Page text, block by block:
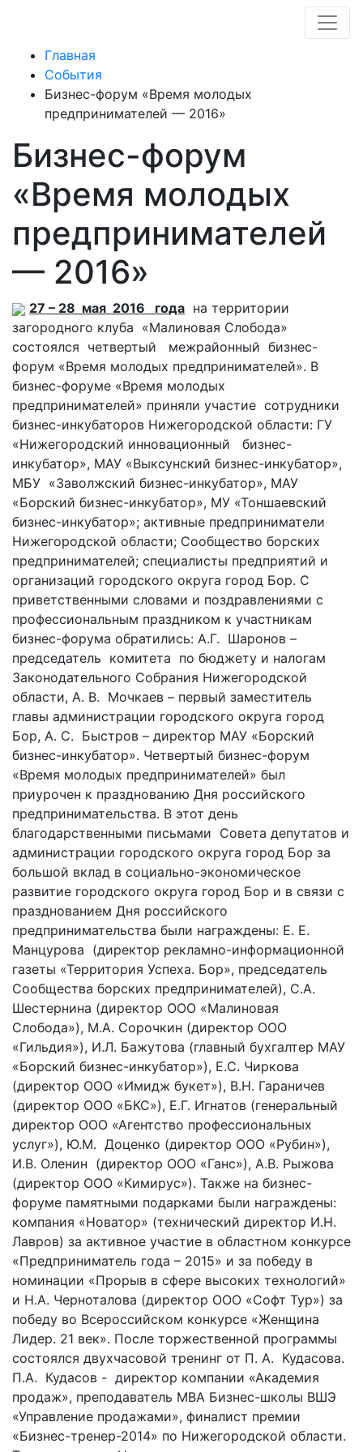
Главная
События
Бизнес-форум «Время молодых
предпринимателей — 2016»
Бизнес-форум
«Время молодых
предпринимателей
— 2016»
27 – 28 мая 2016 года на территории
загородного клуба «Малиновая Слобода»
состоялся четвертый межрайонный бизнес-
форум «Время молодых предпринимателей». В
бизнес-форуме «Время молодых
предпринимателей» приняли участие сотрудники
бизнес-инкубаторов Нижегородской области: ГУ
«Нижегородский инновационный бизнес-
инкубатор», МАУ «Выксунский бизнес-инкубатор»,
МБУ «Заволжский бизнес-инкубатор», МАУ
«Борский бизнес-инкубатор», МУ «Тоншаевский
бизнес-инкубатор»; активные предприниматели
Нижегородской области; Сообщество борских
предпринимателей; специалисты предприятий и
организаций городского округа город Бор. С
приветственными словами и поздравлениями с
профессиональным праздником к участникам
бизнес-форума обратились: А.Г. Шаронов –
председатель комитета по бюджету и налогам
Законодательного Собрания Нижегородской
области, А. В. Мочкаев – первый заместитель
главы администрации городского округа город
Бор, А. С. Быстров – директор МАУ «Борский
бизнес-инкубатор». Четвертый бизнес-форум
«Время молодых предпринимателей» был
приурочен к празднованию Дня российского
предпринимательства. В этот день
благодарственными письмами Совета депутатов и
администрации городского округа город Бор за
большой вклад в социально-экономическое
развитие городского округа город Бор и в связи с
празднованием Дня российского
предпринимательства были награждены: Е. Е.
Манцурова (директор рекламно-информационной
газеты «Территория Успеха. Бор», председатель
Сообщества борских предпринимателей), С.А.
Шестернина (директор ООО «Малиновая
Слобода»), М.А. Сорочкин (директор ООО
«Гильдия»), И.Л. Бажутова (главный бухгалтер МАУ
«Борский бизнес-инкубатор»), Е.С. Чиркова
(директор ООО «Имидж букет»), В.Н. Гараничев
(директор ООО «БКС»), Е.Г. Игнатов (генеральный
директор ООО «Агентство профессиональных
услуг»), Ю.М. Доценко (директор ООО «Рубин»),
И.В. Оленин (директор ООО «Ганс»), А.В. Рыжова
(директор ООО «Кимирус»). Также на бизнес-
форуме памятными подарками были награждены:
компания «Новатор» (технический директор И.Н.
Лавров) за активное участие в областном конкурсе
«Предприниматель года – 2015» и за победу в
номинации «Прорыв в сфере высоких технологий»
и Н.А. Черноталова (директор ООО «Софт Тур») за
победу во Всероссийском конкурсе «Женщина
Лидер. 21 век». После торжественной программы
состоялся двухчасовой тренинг от П. А. Кудасова.
П.А. Кудасов - директор компании «Академия
продаж», преподаватель MBA Бизнес-школы ВШЭ
«Управление продажами», финалист премии
«Бизнес-тренер-2014» по Нижегородской области.